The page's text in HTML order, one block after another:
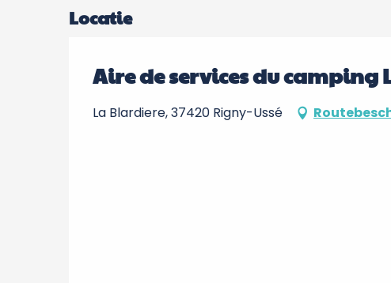
Locatie
Aire de services du camping
La Blardiere, 37420 Rigny-Ussé